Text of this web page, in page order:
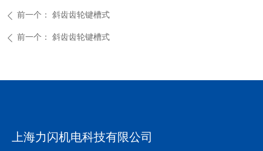
ꄴ 前一个： 斜齿齿轮键槽式
ꄴ 前一个： 斜齿齿轮键槽式
上海力闪机电科技有限公司